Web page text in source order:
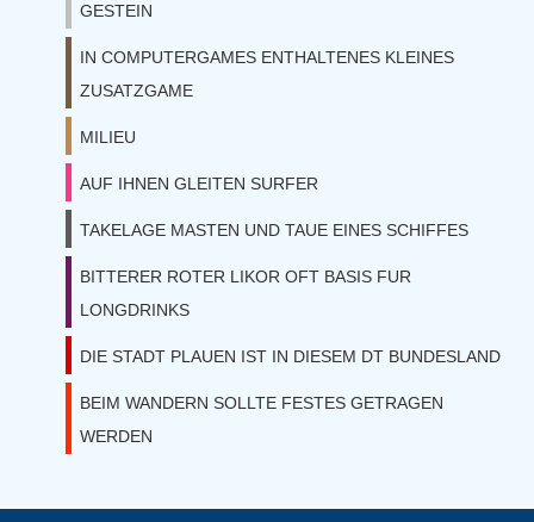
GESTEIN
IN COMPUTERGAMES ENTHALTENES KLEINES
ZUSATZGAME
MILIEU
AUF IHNEN GLEITEN SURFER
TAKELAGE MASTEN UND TAUE EINES SCHIFFES
BITTERER ROTER LIKOR OFT BASIS FUR
LONGDRINKS
DIE STADT PLAUEN IST IN DIESEM DT BUNDESLAND
BEIM WANDERN SOLLTE FESTES GETRAGEN
WERDEN